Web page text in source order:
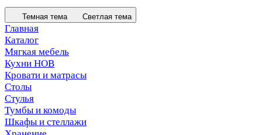
Темная тема Светлая тема
Главная
Каталог
Мягкая мебель
Кухни НОВ
Кровати и матрасы
Столы
Стулья
Тумбы и комоды
Шкафы и стеллажи